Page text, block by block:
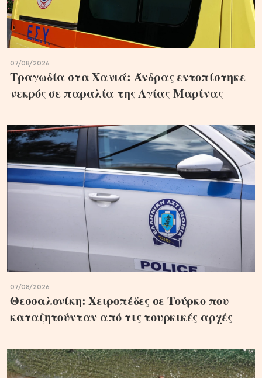
07/08/2026
Τραγωδία στα Χανιά: Άνδρας εντοπίστηκε
νεκρός σε παραλία της Αγίας Μαρίνας
07/08/2026
Θεσσαλονίκη: Χειροπέδες σε Τούρκο που
καταζητούνταν από τις τουρκικές αρχές